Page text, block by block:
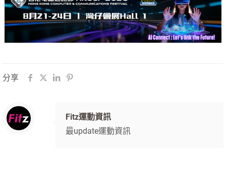
分享
Fitz運動資訊
最update運動資訊